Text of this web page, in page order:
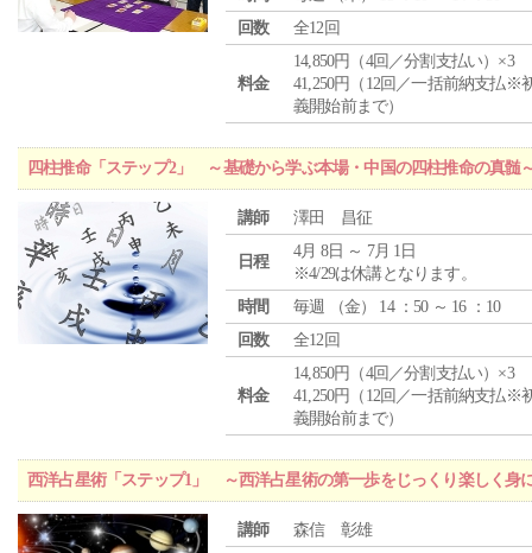
回数
全12回
料金
14,850円（4回／分割支払い）×3
41,250円（12回／一括前納支払※
義開始前まで）
四柱推命「ステップ2」 ～基礎から学ぶ本場・中国の四柱推命の真髄
講師 澤田 昌征
日程
4月 8日 ～ 7月 1日
※4/29は休講となります。
時間
毎週 （金） 14 ：50 ～ 16 ：10
回数
全12回
料金
14,850円（4回／分割支払い）×3
41,250円（12回／一括前納支払※
義開始前まで）
西洋占星術「ステップ1」 ～西洋占星術の第一歩をじっくり楽しく身
講師 森信 彰雄